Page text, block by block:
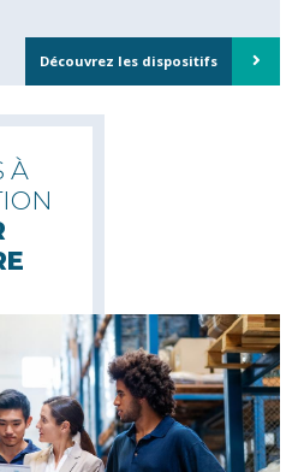
Découvrez les dispositifs
À